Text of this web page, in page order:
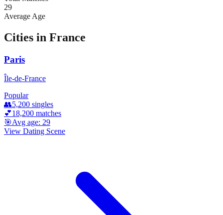
29
Average Age
Cities in France
Paris
Île-de-France
Popular
👥5,200 singles
💕18,200 matches
🎯Avg age: 29
View Dating Scene